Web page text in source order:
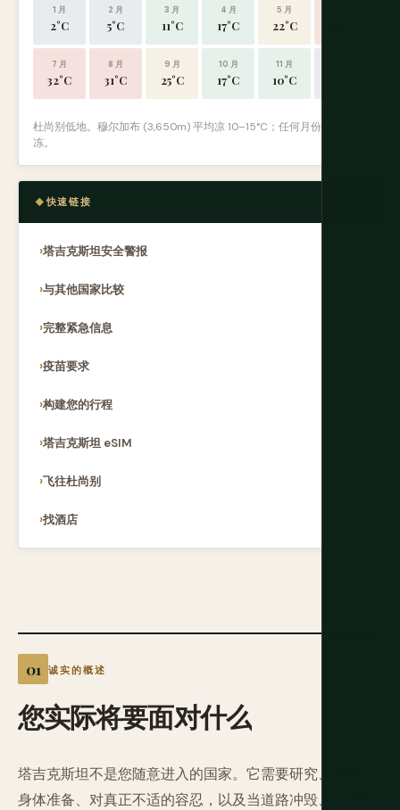
诚实的概述
您实际将要面对什么
塔吉克斯坦不是您随意进入的国家。它需要研究、许可、
身体准备、对真正不适的容忍，以及当道路冲毁、共享出
1 月
2°C
2 月
5°C
3 月
11°C
4 月
17°C
5 月
22°C
7 月
32°C
8 月
31°C
9 月
25°C
10 月
17°C
11 月
10°C
杜尚别低地。穆尔加布 (3,650m) 平均凉 10–15°C；任何月份可能霜
冻。
快速链接
塔吉克斯坦安全警报
与其他国家比较
完整紧急信息
疫苗要求
构建您的行程
塔吉克斯坦 eSIM
飞往杜尚别
找酒店